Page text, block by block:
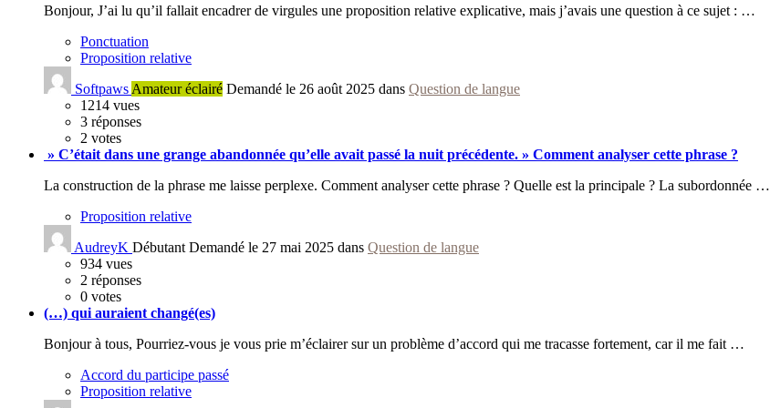
Bonjour, J’ai lu qu’il fallait encadrer de virgules une proposition relative explicative, mais j’avais une question à ce sujet : …
Ponctuation
Proposition relative
Softpaws Amateur éclairé Demandé le 26 août 2025 dans Question de langue
1214 vues
3 réponses
2 votes
» C’était dans une grange abandonnée qu’elle avait passé la nuit précédente. » Comment analyser cette phrase ?
La construction de la phrase me laisse perplexe. Comment analyser cette phrase ? Quelle est la principale ? La subordonnée …
Proposition relative
AudreyK Débutant Demandé le 27 mai 2025 dans Question de langue
934 vues
2 réponses
0 votes
(…) qui auraient changé(es)
Bonjour à tous, Pourriez-vous je vous prie m’éclairer sur un problème d’accord qui me tracasse fortement, car il me fait …
Accord du participe passé
Proposition relative